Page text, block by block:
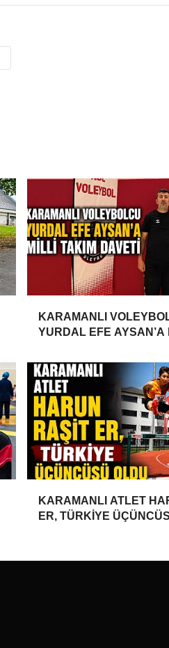
KARAMANLI
YURDAL EFE AYSAN’A
KARAMANLI ATLET
ER, TÜRKİYE